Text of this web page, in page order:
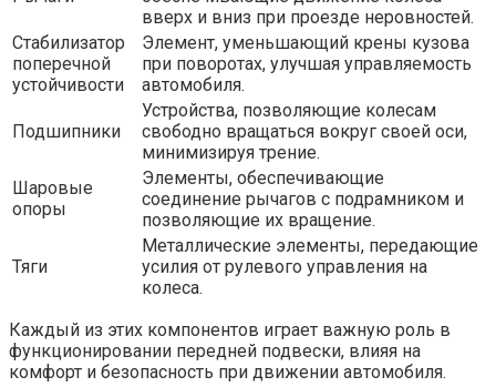
вверх и вниз при проезде неровностей.
Стабилизатор
поперечной
устойчивости
Элемент, уменьшающий крены кузова
при поворотах, улучшая управляемость
автомобиля.
Подшипники
Устройства, позволяющие колесам
свободно вращаться вокруг своей оси,
минимизируя трение.
Шаровые
опоры
Элементы, обеспечивающие
соединение рычагов с подрамником и
позволяющие их вращение.
Тяги
Металлические элементы, передающие
усилия от рулевого управления на
колеса.
Каждый из этих компонентов играет важную роль в
функционировании передней подвески, влияя на
комфорт и безопасность при движении автомобиля.